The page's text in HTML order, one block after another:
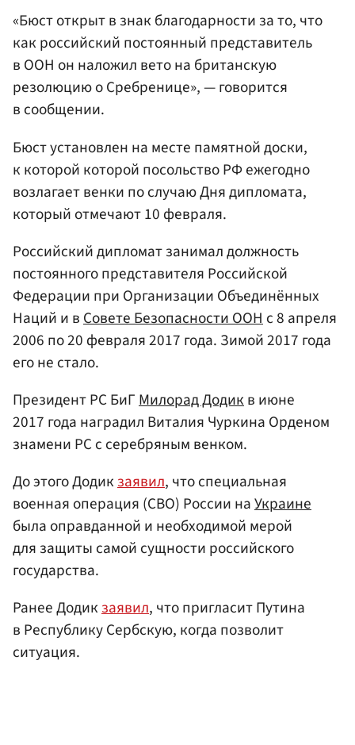
«Бюст открыт в знак благодарности за то, что
как российский постоянный представитель
в ООН он наложил вето на британскую
резолюцию о Сребренице», — говорится
в сообщении.
Бюст установлен на месте памятной доски,
к которой которой посольство РФ ежегодно
возлагает венки по случаю Дня дипломата,
который отмечают 10 февраля.
Российский дипломат занимал должность
постоянного представителя Российской
Федерации при Организации Объединённых
Наций и вСовете Безопасности ООНс 8 апреля
2006 по 20 февраля 2017 года. Зимой 2017 года
его не стало.
Президент РС БиГМилорад Додикв июне
2017 года наградил Виталия Чуркина Орденом
знамени РС с серебряным венком.
До этого Додикзаявил, что специальная
военная операция (СВО) России наУкраине
была оправданной и необходимой мерой
для защиты самой сущности российского
государства.
Ранее Додикзаявил, что пригласит Путина
в Республику Сербскую, когда позволит
ситуация.